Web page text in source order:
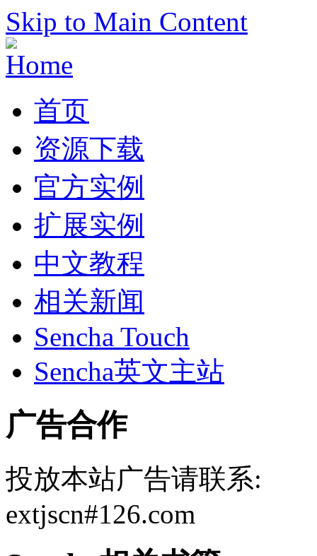
Skip to Main Content
首页
资源下载
官方实例
扩展实例
中文教程
相关新闻
Sencha Touch
Sencha英文主站
广告合作
投放本站广告请联系:
extjscn#126.com